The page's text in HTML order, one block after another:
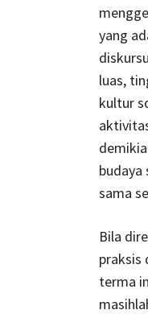
yang
luas,
kultur
sama
Bila
praksis
terma